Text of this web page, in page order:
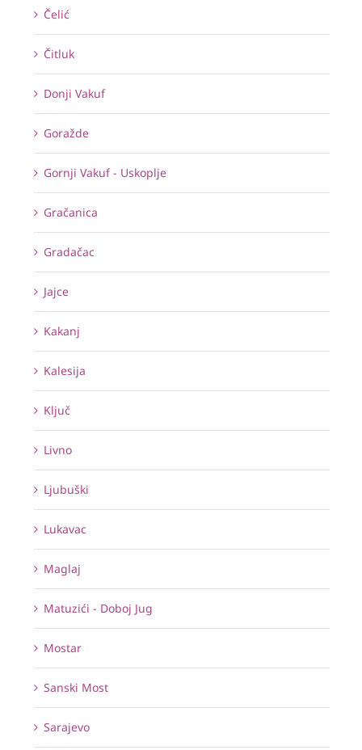
Čelić
Čitluk
Donji Vakuf
Goražde
Gornji Vakuf - Uskoplje
Gračanica
Gradačac
Jajce
Kakanj
Kalesija
Ključ
Livno
Ljubuški
Lukavac
Maglaj
Matuzići - Doboj Jug
Mostar
Sanski Most
Sarajevo